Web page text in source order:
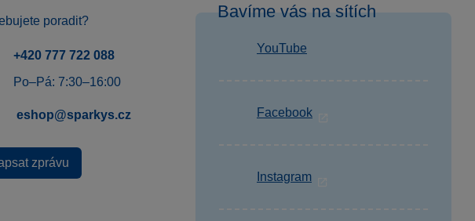
poradit?
+420 777 722 088
Po–Pá: 7:30–16:00
eshop@sparkys.cz
zprávu
Bavíme vás na sítích
YouTube
Facebook
Instagram